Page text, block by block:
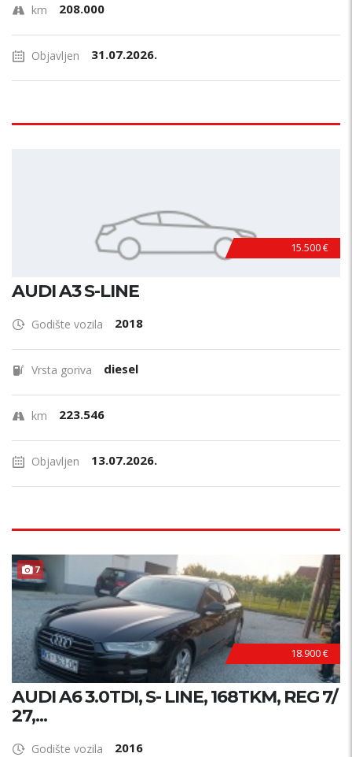
km 208.000
Objavljen 31.07.2026.
15.500 €
AUDI A3 S-LINE
Godište vozila 2018
Vrsta goriva diesel
km 223.546
Objavljen 13.07.2026.
7
18.900 €
AUDI A6 3.0TDI, S- LINE, 168TKM, REG 7/
27,...
Godište vozila 2016